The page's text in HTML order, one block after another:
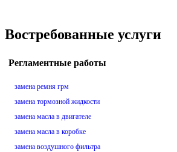
Востребованные услуги
Регламентные работы
замена ремня грм
замена тормозной жидкости
замена масла в двигателе
замена масла в коробке
замена воздушного фильтра